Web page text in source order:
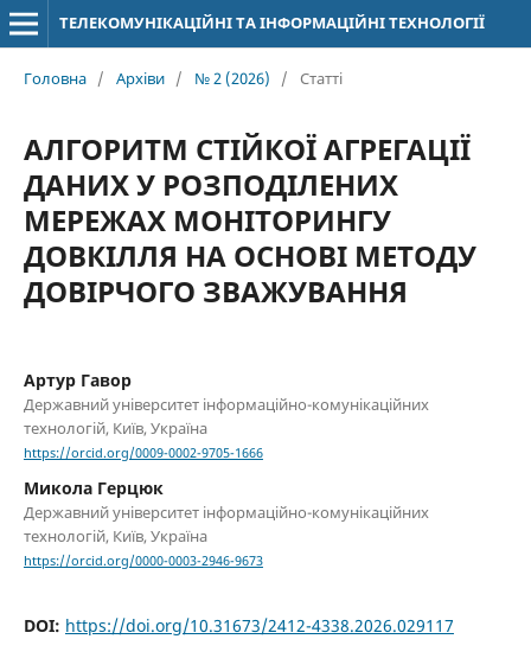
ТЕЛЕКОМУНІКАЦІЙНІ ТА ІНФОРМАЦІЙНІ ТЕХНОЛОГІЇ
Головна / Архіви / № 2 (2026) / Статті
АЛГОРИТМ СТІЙКОЇ АГРЕГАЦІЇ
ДАНИХ У РОЗПОДІЛЕНИХ
МЕРЕЖАХ МОНІТОРИНГУ
ДОВКІЛЛЯ НА ОСНОВІ МЕТОДУ
ДОВІРЧОГО ЗВАЖУВАННЯ
Артур Гавор
Державний університет інформаційно-комунікаційних
технологій, Київ, Україна
https://orcid.org/0009-0002-9705-1666
Микола Герцюк
Державний університет інформаційно-комунікаційних
технологій, Київ, Україна
https://orcid.org/0000-0003-2946-9673
DOI: https://doi.org/10.31673/2412-4338.2026.029117